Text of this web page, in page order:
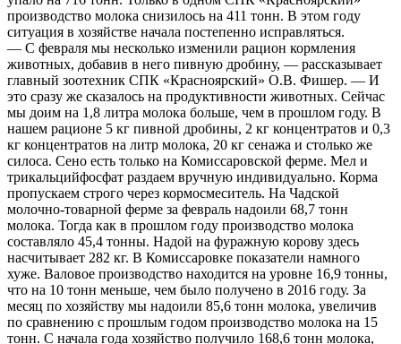
производство молока снизилось на 411 тонн. В этом году
ситуация в хозяйстве начала постепенно исправляться.
— С февраля мы несколько изменили рацион кормления
животных, добавив в него пивную дробину, — рассказывает
главный зоотехник СПК «Красноярский» О.В. Фишер. — И
это сразу же сказалось на продуктивности животных. Сейчас
мы доим на 1,8 литра молока больше, чем в прошлом году. В
нашем рационе 5 кг пивной дробины, 2 кг концентратов и 0,3
кг концентратов на литр молока, 20 кг сенажа и столько же
силоса. Сено есть только на Комиссаровской ферме. Мел и
трикальцийфосфат раздаем вручную индивидуально. Корма
пропускаем строго через кормосмеситель. На Чадской
молочно-товарной ферме за февраль надоили 68,7 тонн
молока. Тогда как в прошлом году производство молока
составляло 45,4 тонны. Надой на фуражную корову здесь
насчитывает 282 кг. В Комиссаровке показатели намного
хуже. Валовое производство находится на уровне 16,9 тонны,
что на 10 тонн меньше, чем было получено в 2016 году. За
месяц по хозяйству мы надоили 85,6 тонн молока, увеличив
по сравнению с прошлым годом производство молока на 15
тонн. С начала года хозяйство получило 168,6 тонн молока,